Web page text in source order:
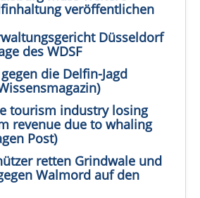
veröffentlichen
Düsseldorf
des WDSF
die Delfin-Jagd
tourism industry losing
revenue due to whaling
Post)
retten Grindwale und
Walmord auf den